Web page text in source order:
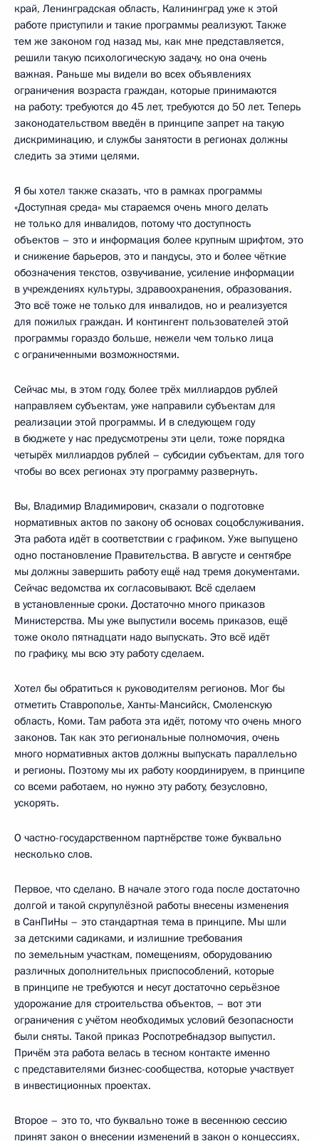
край, Ленинградская область, Калининград уже к этой
работе приступили и такие программы реализуют. Также
тем же законом год назад мы, как мне представляется,
решили такую психологическую задачу, но она очень
важная. Раньше мы видели во всех объявлениях
ограничения возраста граждан, которые принимаются
на работу: требуются до 45 лет, требуются до 50 лет. Теперь
законодательством введён в принципе запрет на такую
дискриминацию, и службы занятости в регионах должны
следить за этими целями.
Я бы хотел также сказать, что в рамках программы
«Доступная среда» мы стараемся очень много делать
не только для инвалидов, потому что доступность
объектов – это и информация более крупным шрифтом, это
и снижение барьеров, это и пандусы, это и более чёткие
обозначения текстов, озвучивание, усиление информации
в учреждениях культуры, здравоохранения, образования.
Это всё тоже не только для инвалидов, но и реализуется
для пожилых граждан. И контингент пользователей этой
программы гораздо больше, нежели чем только лица
с ограниченными возможностями.
Сейчас мы, в этом году, более трёх миллиардов рублей
направляем субъектам, уже направили субъектам для
реализации этой программы. И в следующем году
в бюджете у нас предусмотрены эти цели, тоже порядка
четырёх миллиардов рублей – субсидии субъектам, для того
чтобы во всех регионах эту программу развернуть.
Вы, Владимир Владимирович, сказали о подготовке
нормативных актов по закону об основах соцобслуживания.
Эта работа идёт в соответствии с графиком. Уже выпущено
одно постановление Правительства. В августе и сентябре
мы должны завершить работу ещё над тремя документами.
Сейчас ведомства их согласовывают. Всё сделаем
в установленные сроки. Достаточно много приказов
Министерства. Мы уже выпустили восемь приказов, ещё
тоже около пятнадцати надо выпускать. Это всё идёт
по графику, мы всю эту работу сделаем.
Хотел бы обратиться к руководителям регионов. Мог бы
отметить Ставрополье, Ханты-Мансийск, Смоленскую
область, Коми. Там работа эта идёт, потому что очень много
законов. Так как это региональные полномочия, очень
много нормативных актов должны выпускать параллельно
и регионы. Поэтому мы их работу координируем, в принципе
со всеми работаем, но нужно эту работу, безусловно,
ускорять.
О частно-государственном партнёрстве тоже буквально
несколько слов.
Первое, что сделано. В начале этого года после достаточно
долгой и такой скрупулёзной работы внесены изменения
в СанПиНы – это стандартная тема в принципе. Мы шли
за детскими садиками, и излишние требования
по земельным участкам, помещениям, оборудованию
различных дополнительных приспособлений, которые
в принципе не требуются и несут достаточно серьёзное
удорожание для строительства объектов, – вот эти
ограничения с учётом необходимых условий безопасности
были сняты. Такой приказ Роспотребнадзор выпустил.
Причём эта работа велась в тесном контакте именно
с представителями бизнес-сообщества, которые участвует
в инвестиционных проектах.
Второе – это то, что буквально тоже в весеннюю сессию
принят закон о внесении изменений в закон о концессиях,